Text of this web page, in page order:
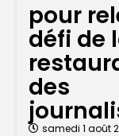
pour
défi de
des
samedi 1 août